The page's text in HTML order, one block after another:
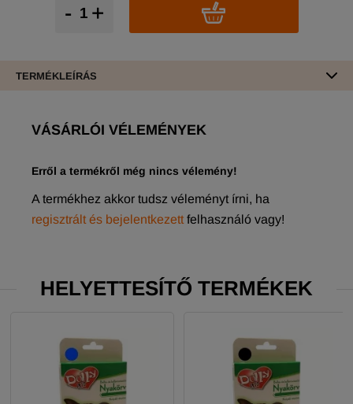
+
-
TERMÉKLEÍRÁS
VÁSÁRLÓI VÉLEMÉNYEK
Erről a termékről még nincs vélemény!
A termékhez akkor tudsz véleményt írni, ha
regisztrált és bejelentkezett felhasználó vagy!
HELYETTESÍTŐ TERMÉKEK